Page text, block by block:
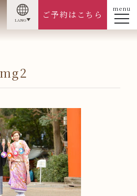
menu
ご予約はこちら
LANG